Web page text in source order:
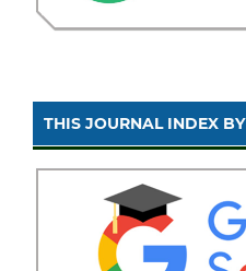
THIS JOURNAL INDEX BY